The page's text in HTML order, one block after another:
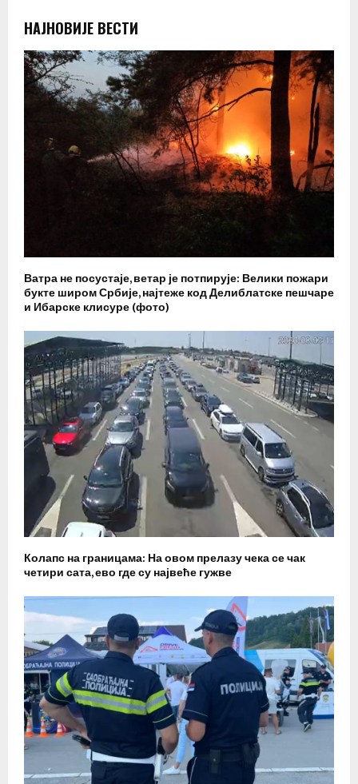
НАЈНОВИЈЕ ВЕСТИ
Ватра не посустаје, ветар је потпирује: Велики пожари
букте широм Србије, најтеже код Делиблатске пешчаре
и Ибарске клисуре (фото)
Колапс на границама: На овом прелазу чека се чак
четири сата, ево где су највеће гужве